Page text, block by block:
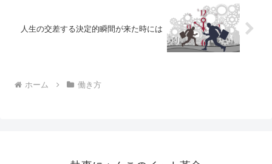
人生の交差する決定的瞬間が来た時には
ホーム 働き方